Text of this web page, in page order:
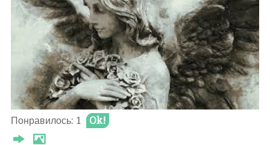
февральский сплин всегда мне тяжелей
земля в некрозе а снега ждут смерти
понятно что не станет веселей
когда твой путь уже судьбой начертан
и дни в тумане медленно плывут
а ветер носит вонь сырой могилы
с надгробия следы зимы сотрут
вручив кресту букет бумажных лилий
Понравилось: 1 Ok!